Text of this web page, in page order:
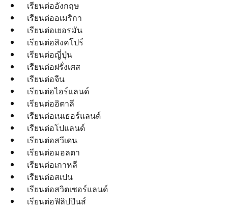
เรียนต่ออังกฤษ
เรียนต่ออเมริกา
เรียนต่อเยอรมัน
เรียนต่อสิงคโปร์
เรียนต่อญี่ปุ่น
เรียนต่อฝรั่งเศส
เรียนต่อจีน
เรียนต่อไอร์แลนด์
เรียนต่ออิตาลี
เรียนต่อเนเธอร์แลนด์
เรียนต่อโปแลนด์
เรียนต่อสวีเดน
เรียนต่อมอลตา
เรียนต่อเกาหลี
เรียนต่อสเปน
เรียนต่อสวิตเซอร์แลนด์
เรียนต่อฟิลิปปินส์